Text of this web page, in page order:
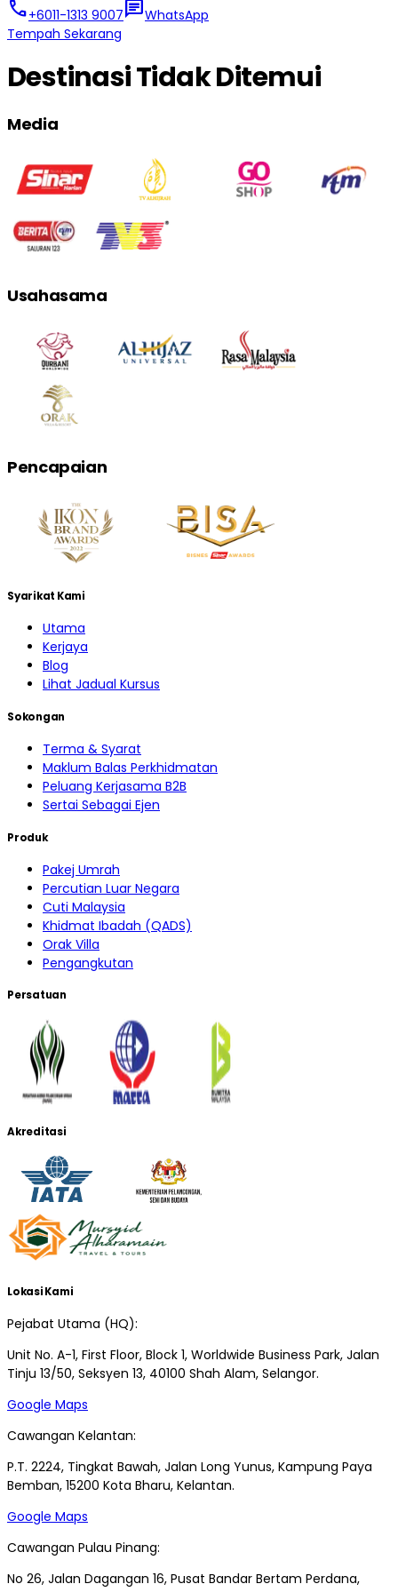
call+6011-1313 9007chatWhatsApp
Tempah Sekarang
Destinasi Tidak Ditemui
Media
Usahasama
Pencapaian
Syarikat Kami
Utama
Kerjaya
Blog
Lihat Jadual Kursus
Sokongan
Terma & Syarat
Maklum Balas Perkhidmatan
Peluang Kerjasama B2B
Sertai Sebagai Ejen
Produk
Pakej Umrah
Percutian Luar Negara
Cuti Malaysia
Khidmat Ibadah (QADS)
Orak Villa
Pengangkutan
Persatuan
Akreditasi
Lokasi Kami
Pejabat Utama (HQ):
Unit No. A-1, First Floor, Block 1, Worldwide Business Park, Jalan
Tinju 13/50, Seksyen 13, 40100 Shah Alam, Selangor.
Google Maps
Cawangan Kelantan:
P.T. 2224, Tingkat Bawah, Jalan Long Yunus, Kampung Paya
Bemban, 15200 Kota Bharu, Kelantan.
Google Maps
Cawangan Pulau Pinang:
No 26, Jalan Dagangan 16, Pusat Bandar Bertam Perdana,